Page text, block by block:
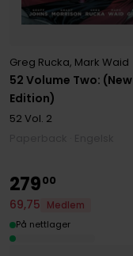
52 Volume Two: (New
Edition)
Greg Rucka, Mark Waid
52 Vol. 2
27900
69,75
Medlem
På nettlager